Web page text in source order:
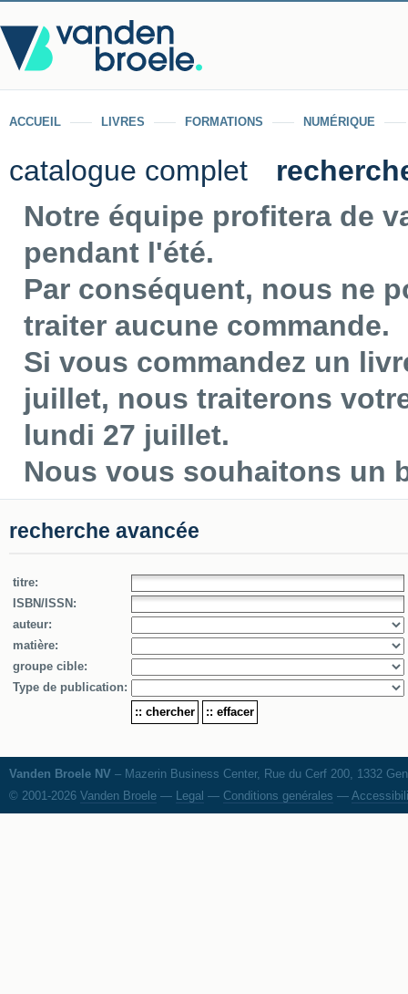
ACCUEIL LIVRES FORMATIONS NUMÉRIQUE
catalogue complet
Notre équipe profitera de
pendant l'été.
Par conséquent, nous ne
traiter aucune commande.
Si vous commandez un
juillet, nous traiterons
lundi 27 juillet.
Nous vous souhaitons un
recherche avancée
titre:
ISBN/ISSN:
auteur:
matière:
groupe cible:
Type de publication:
Vanden Broele NV – Mazerin Business Center, Rue du Cerf 200, 1332
© 2001-2026 Vanden Broele — Legal — Conditions genérales —